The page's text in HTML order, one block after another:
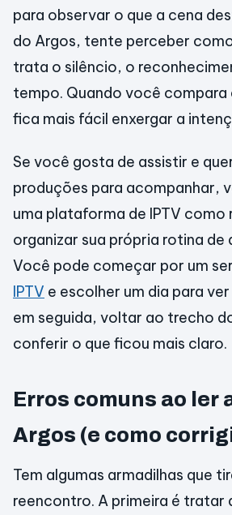
para observar o que a cena
do Argos, tente perceber
trata o silêncio, o
tempo. Quando você compara
fica mais fácil enxergar a
Se você gosta de assistir e
produções para acompanhar,
uma plataforma de IPTV como
organizar sua própria rotina de
Você pode começar por um
IPTV e escolher um dia para
em seguida, voltar ao trecho
conferir o que ficou mais claro.
Erros comuns ao ler
Argos (e como
Tem algumas armadilhas que
reencontro. A primeira é tratar